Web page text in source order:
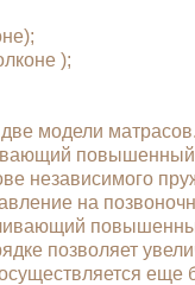
);
модели матрасов.
независимого
на
позволяет